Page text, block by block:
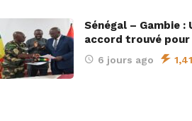
Sénégal – Gambie :
accord trouvé
6 jours ago